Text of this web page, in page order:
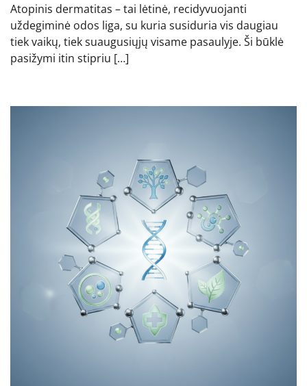
Atopinis dermatitas – tai lėtinė, recidyvuojanti
uždegiminė odos liga, su kuria susiduria vis daugiau
tiek vaikų, tiek suaugusiųjų visame pasaulyje. Ši būklė
pasižymi itin stipriu […]